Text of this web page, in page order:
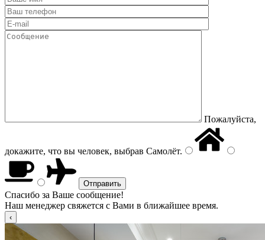
Пожалуйста,
докажите, что вы человек, выбрав Самолёт.
Спасибо за Ваше сообщение!
Наш менеджер свяжется с Вами в ближайшее время.